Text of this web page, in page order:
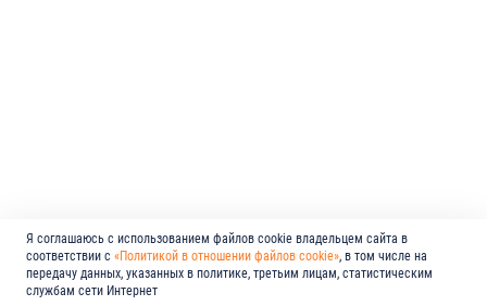
Я соглашаюсь с использованием файлов cookie владельцем сайта в
соответствии с «Политикой в отношении файлов cookie», в том числе на
передачу данных, указанных в политике, третьим лицам, статистическим
службам сети Интернет